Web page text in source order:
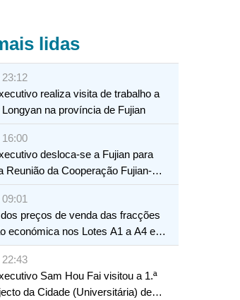
lidas
realiza visita de trabalho a
na província de Fujian
desloca-se a Fujian para
Reunião da Cooperação Fujian-
preços de venda das fracções
económica nos Lotes A1 a A4 e
A dos Novos Aterros
Sam Hou Fai visitou a 1.ª
da Cidade (Universitária) de